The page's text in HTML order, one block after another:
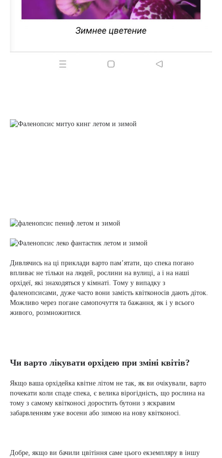
Дивлячись на ці приклади варто пам’ятати, що спека погано
впливає не тільки на людей, рослини на вулиці, а і на наші
орхідеї, які знаходяться у кімнаті. Тому у випадку з
фаленопсисами, дуже часто вони замість квітконосів дають діток.
Можливо через погане самопочуття та бажання, як і у всього
живого, розмножитися.
Чи варто лікувати орхідею при зміні квітів?
Якщо ваша орхідейка квітне літом не так, як ви очікували, варто
почекати коли спаде спека, є велика вірогідність, що рослина на
тому з самому квітконосі доростить бутони з яскравим
забарвленням уже восени або зимою на нову квітконосі.
Добре, якщо ви бачили цвітіння саме цього екземпляру в іншу